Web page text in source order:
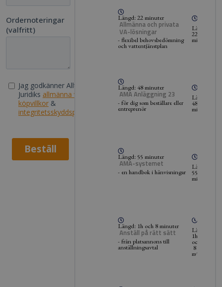
Längd: 22 minuter
Allmänna och privata
VA-lösningar
- flexibel behovsbedömning
och vattentjänstplan
Längd:
22
minuter
Längd: 48 minuter
AMA Anläggning 23
- för dig som beställare eller
entreprenör
Längd:
48
minuter
Längd: 55 minuter
AMA-systemet
- en handbok i hänvisningar
Längd:
55
minuter
Längd: 1h och 8 minuter
Anställ på rätt sätt
- från platsannons till
anställningsavtal
Längd:
1h
och
8
minuter